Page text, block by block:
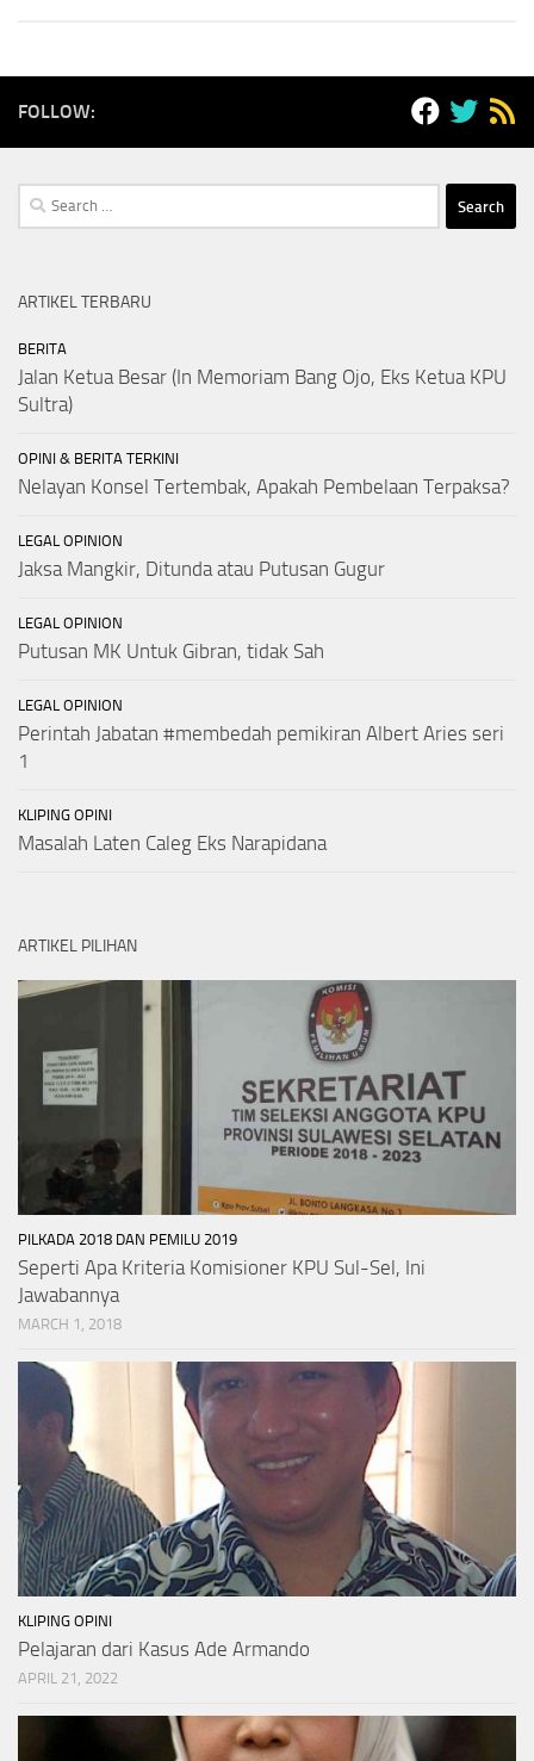
FOLLOW:
Search
for:
ARTIKEL TERBARU
BERITA
Jalan Ketua Besar (In Memoriam Bang Ojo, Eks Ketua KPU
Sultra)
OPINI & BERITA TERKINI
Nelayan Konsel Tertembak, Apakah Pembelaan Terpaksa?
LEGAL OPINION
Jaksa Mangkir, Ditunda atau Putusan Gugur
LEGAL OPINION
Putusan MK Untuk Gibran, tidak Sah
LEGAL OPINION
Perintah Jabatan #membedah pemikiran Albert Aries seri
1
KLIPING OPINI
Masalah Laten Caleg Eks Narapidana
ARTIKEL PILIHAN
PILKADA 2018 DAN PEMILU 2019
Seperti Apa Kriteria Komisioner KPU Sul-Sel, Ini
Jawabannya
MARCH 1, 2018
KLIPING OPINI
Pelajaran dari Kasus Ade Armando
APRIL 21, 2022